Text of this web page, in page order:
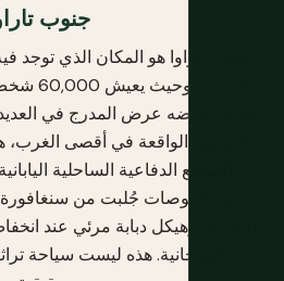
جنوب
جنوب تاراوا هو المكان الذي توجد
يتجاوز عرضه عرض المدرج في العديد
الصغيرة الواقعة في أقصى
المواقع الدفاعية الساحلية
عيار 8 بوصات جُلبت من
البحيرة، وهيكل دبابة مرئي عند
المرجانية. هذه ليست سياحة